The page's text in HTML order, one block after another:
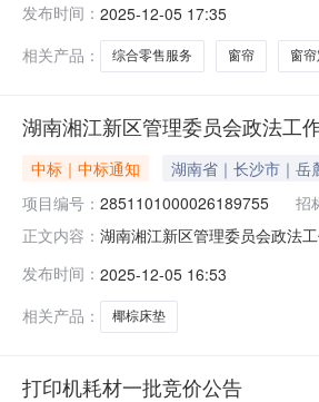
南省长沙市湖南湘江新区管理
一社
发布时间： 2025-12-05 17:35
相关产品：
综合零售服务 窗帘 窗帘
湖南湘江新区管理委员会政法工
中标｜中标通知 湖南省｜长沙市｜岳
项目编号： 2851101000026189755 招
正文内容： 湖南湘江新区管理委员会政法
市湖南湘江新区管理委员会报
用代
发布时间： 2025-12-05 16:53
相关产品：
椰棕床垫
打印机耗材一批竞价公告